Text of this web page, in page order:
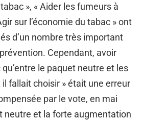
», « Aider les fumeurs à
sur l’économie du tabac » ont
d’un nombre très important
Cependant, avoir
le paquet neutre et les
il fallait choisir » était une erreur
par le vote, en mai
neutre et la forte augmentation